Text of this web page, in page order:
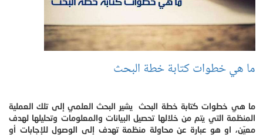
ما هي خطوات كتابة خطة البحث
ما هي خطوات كتابة خطة البحث يشير البحث العلمي إلى تلك العملية
المنظمة التي يتم من خلالها تحصيل البيانات والمعلومات وتحليلها لهدف
معيّن، او هو عبارة عن محاولة منظمة تهدف إلى الوصول للإجابات أو